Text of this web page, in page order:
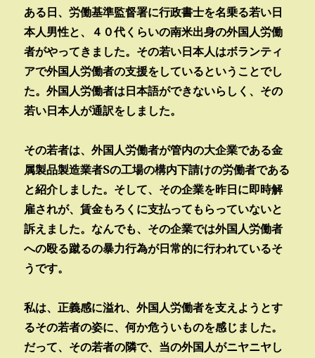
ある日、労働基準監督署に行政書士を名乗る若い日
本人男性と、４０代くらいの南米出身の外国人労働
者がやってきました。その若い日本人はボランティ
アで外国人労働者の支援をしているということでし
た。外国人労働者は日本語ができないらしく、その
若い日本人が通訳をしました。
その若者は、外国人労働者が管内の大企業である金
属製品製造業者Sの工場の構内下請けの労働者である
と紹介しました。そして、その企業を昨日に即時解
雇されが、賃金もろくに支払ってもらっていないと
訴えました。なんでも、その企業では外国人労働者
への殴る蹴るの暴力行為が日常的に行われているそ
うです。
私は、正義感に溢れ、外国人労働者を支えようとす
るその若者の姿に、何か危ういものを感じました。
だって、その若者の隣で、当の外国人がニヤニヤし